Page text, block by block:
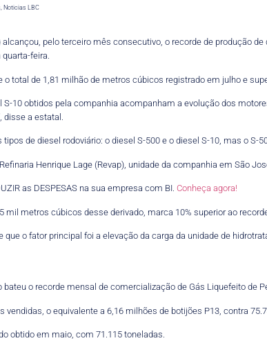
Noticias LBC
alcançou, pelo terceiro mês consecutivo, o recorde de produção
feira.
total de 1,81 milhão de metros cúbicos registrado em julho e
S-10 obtidos pela companhia acompanham a evolução dos
a estatal.
de diesel rodoviário: o diesel S-500 e o diesel S-10, mas o S-
Henrique Lage (Revap), unidade da companhia em São
as DESPESAS na sua empresa com BI.Conheça agora!
mil metros cúbicos desse derivado, marca 10% superior ao
que o fator principal foi a elevação da carga da unidade de
bateu o recorde mensal de comercialização de Gás Liquefeito de
vendidas, o equivalente a 6,16 milhões de botijões P13, contra
obtido em maio, com 71.115 toneladas.